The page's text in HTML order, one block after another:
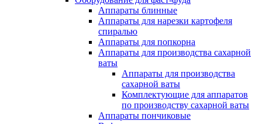
Аппараты блинные
Аппараты для нарезки картофеля
спиралью
Аппараты для попкорна
Аппараты для производства сахарной
ваты
Аппараты для производства
сахарной ваты
Комплектующие для аппаратов
по производству сахарной ваты
Аппараты пончиковые